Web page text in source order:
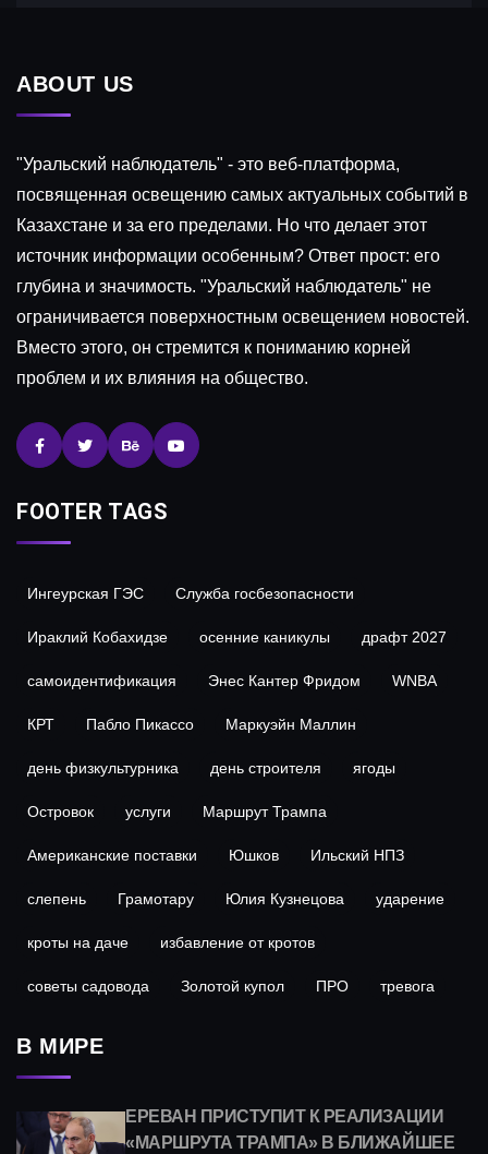
ABOUT US
"Уральский наблюдатель" - это веб-платформа,
посвященная освещению самых актуальных событий в
Казахстане и за его пределами. Но что делает этот
источник информации особенным? Ответ прост: его
глубина и значимость. "Уральский наблюдатель" не
ограничивается поверхностным освещением новостей.
Вместо этого, он стремится к пониманию корней
проблем и их влияния на общество.
FOOTER TAGS
Ингеурская ГЭС Служба госбезопасности
Ираклий Кобахидзе осенние каникулы драфт 2027
самоидентификация Энес Кантер Фридом WNBA
КРТ Пабло Пикассо Маркуэйн Маллин
день физкультурника день строителя ягоды
Островок услуги Маршрут Трампа
Американские поставки Юшков Ильский НПЗ
слепень Грамотару Юлия Кузнецова ударение
кроты на даче избавление от кротов
советы садовода Золотой купол ПРО тревога
В МИРЕ
ЕРЕВАН ПРИСТУПИТ К РЕАЛИЗАЦИИ
«МАРШРУТА ТРАМПА» В БЛИЖАЙШЕЕ